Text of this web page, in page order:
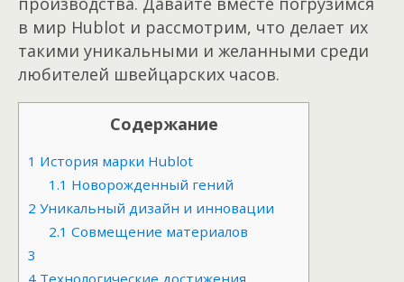
в мир Hublot и рассмотрим, что делает их
такими уникальными и желанными среди
любителей швейцарских часов.
Содержание
1 История марки Hublot
1.1 Новорожденный гений
2 Уникальный дизайн и инновации
2.1 Совмещение материалов
3